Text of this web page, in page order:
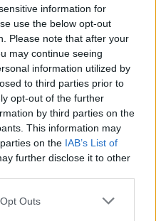
information for
use the below opt-out
Please note that after your
may continue seeing
information utilized by
to third parties prior to
opt-out of the further
by third parties on the
This information may
on the IAB’s List of
further disclose it to other
Outs
обичат да се
за да побъбрят и да
можеш да се слееш с
задачите им и да
г. в 15:00 часа